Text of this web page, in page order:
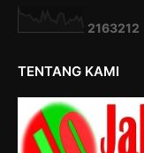
2163212
TENTANG KAMI